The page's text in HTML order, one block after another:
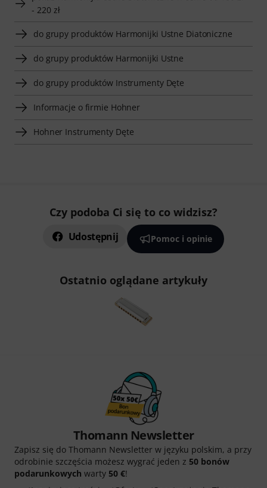
- 220 zł
do grupy produktów Harmonijki Ustne Diatoniczne
do grupy produktów Harmonijki Ustne
do grupy produktów Instrumenty Dęte
Informacje o firmie Hohner
Hohner Instrumenty Dęte
Czy podoba Ci się to co widzisz?
Udostępnij Pomoc i opinie
Ostatnio oglądane artykuły
Thomann Newsletter
Zapisz się do Thomann Newsletter w języku polskim, a przy
odrobinie szczęścia możesz wygrać jeden z 50 bonów
podarunkowych warty 50 €!